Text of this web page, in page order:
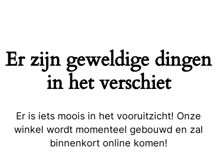
Er zijn geweldige dingen
in het verschiet
Er is iets moois in het vooruitzicht! Onze
winkel wordt momenteel gebouwd en zal
binnenkort online komen!